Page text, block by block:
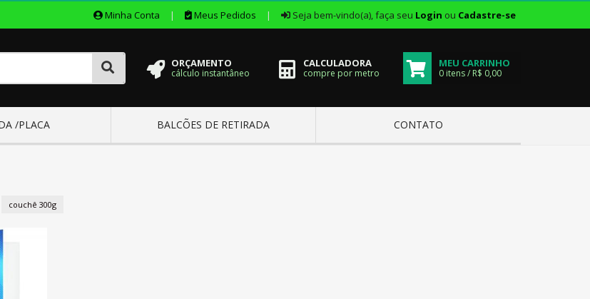
Minha Conta | Meus Pedidos | Seja bem-vindo(a), faça seu Login ou Cadastre-se
ORÇAMENTO
cálculo instantâneo
CALCULADORA
compre por metro
MEU CARRINHO
0 itens / R$ 0,00
/PLACA BALCÕES DE RETIRADA CONTATO
couchê 300g